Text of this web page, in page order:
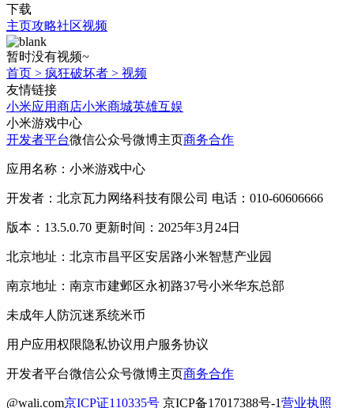
下载
主页攻略社区视频
暂时没有视频~
首页 > 疯狂破坏者 > 视频
友情链接
小米应用商店小米商城英雄互娱
小米游戏中心
开发者平台微信公众号微博主页商务合作
应用名称：小米游戏中心
开发者：北京瓦力网络科技有限公司 电话：010-60606666
版本：13.5.0.70 更新时间：2025年3月24日
北京地址：北京市昌平区安居路小米智慧产业园
南京地址：南京市建邺区永初路37号小米华东总部
未成年人防沉迷系统米币
用户应用权限隐私协议用户服务协议
开发者平台微信公众号微博主页商务合作
@wali.com京ICP证110335号 京ICP备17017388号-1营业执照